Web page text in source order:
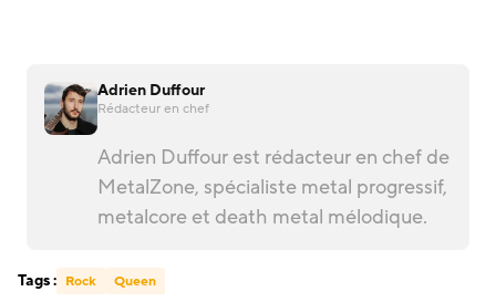
Adrien Duffour
Rédacteur en chef
Adrien Duffour est rédacteur en chef de
MetalZone, spécialiste metal progressif,
metalcore et death metal mélodique.
Tags : Rock Queen